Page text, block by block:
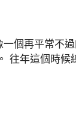
個再平常不
往年這個時候